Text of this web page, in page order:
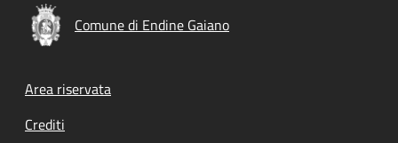
Comune di Endine Gaiano
Footer menu
Area riservata
Crediti